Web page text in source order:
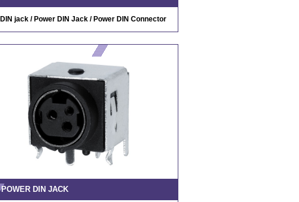
DIN jack / Power DIN Jack / Power DIN Connector
POWER DIN JACK